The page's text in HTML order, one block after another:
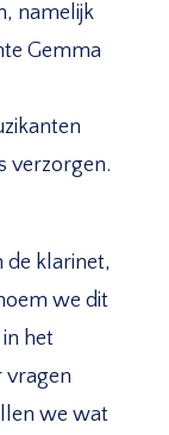
namelijk
Gemma
verzorgen.
de klarinet,
we dit
het
vragen
we wat